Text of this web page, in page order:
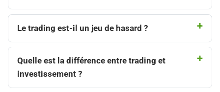
Le trading est-il un jeu de hasard ?
Quelle est la différence entre trading et
investissement ?​